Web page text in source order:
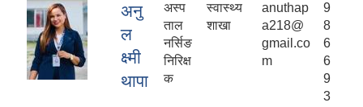
अनु
ल
क्ष्मी
थापा
अस्प
ताल
नर्सिङ
निरिक्ष
क
स्वास्थ्य
शाखा
anuthap
a218@
gmail.co
m
9
8
6
6
9
3